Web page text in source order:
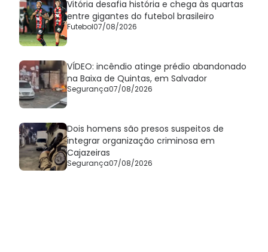
Vitória desafia história e chega às quartas
entre gigantes do futebol brasileiro
Futebol07/08/2026
VÍDEO: incêndio atinge prédio abandonado
na Baixa de Quintas, em Salvador
Segurança07/08/2026
Dois homens são presos suspeitos de
integrar organização criminosa em
Cajazeiras
Segurança07/08/2026